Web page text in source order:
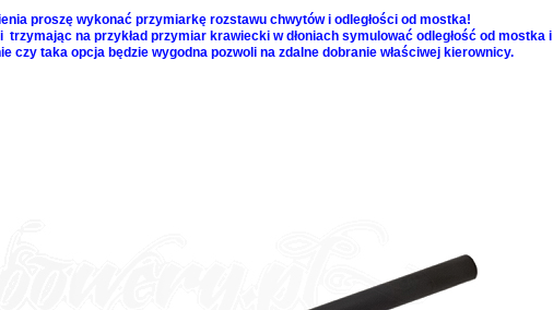
proszę wykonać przymiarkę rozstawu chwytów i odległości od mostka!
trzymając na przykład przymiar krawiecki w dłoniach symulować odległość od mostka i
czy taka opcja będzie wygodna pozwoli na zdalne dobranie właściwej kierownicy.